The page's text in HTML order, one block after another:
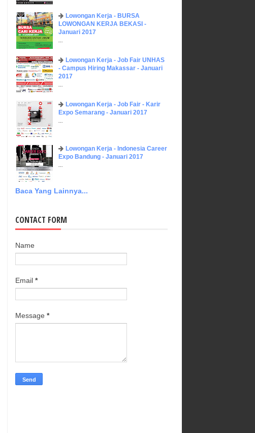
Lowongan Kerja - BURSA
LOWONGAN KERJA BEKASI -
Januari 2017
...
Lowongan Kerja - Job Fair UNHAS
- Campus Hiring Makassar - Januari
2017
...
Lowongan Kerja - Job Fair - Karir
Expo Semarang - Januari 2017
...
Lowongan Kerja - Indonesia Career
Expo Bandung - Januari 2017
...
Baca Yang Lainnya...
CONTACT FORM
Name
Email *
Message *